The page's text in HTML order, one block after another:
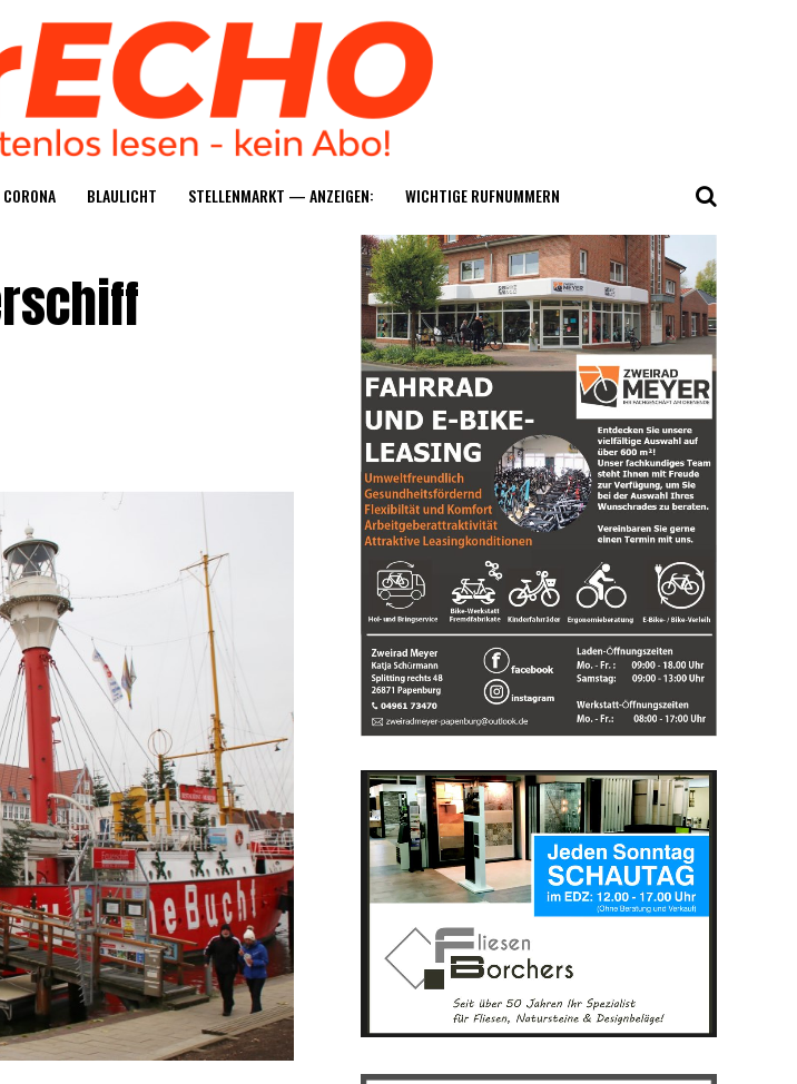
CORO­NA BLAU­LICHT STEL­LEN­MARKT — ANZEIGEN: WICH­TI­GE RUFNUMMERN